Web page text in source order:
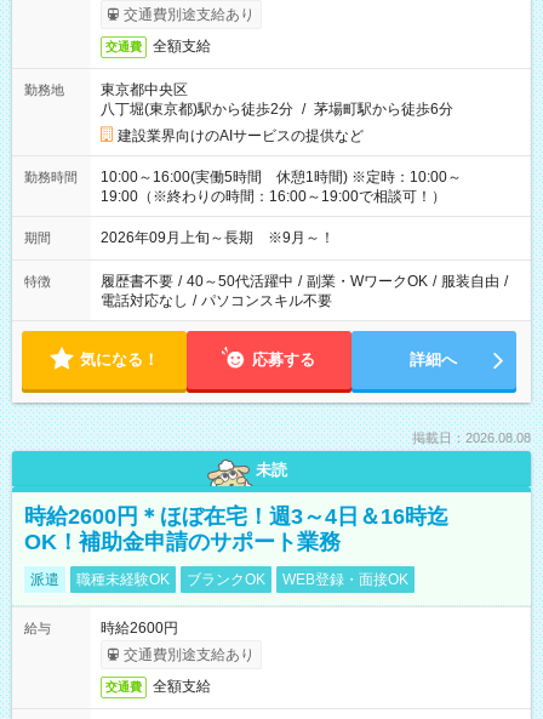
交通費別途支給あり
交通費 全額支給
勤務地
東京都中央区
八丁堀(東京都)駅から徒歩2分 / 茅場町駅から徒歩6分
建設業界向けのAIサービスの提供など
勤務時間
10:00～16:00(実働5時間 休憩1時間) ※定時：10:00～
19:00（※終わりの時間：16:00～19:00で相談可！）
期間 2026年09月上旬～長期 ※9月～！
特徴 履歴書不要 / 40～50代活躍中 / 副業・WワークOK / 服装自由 /
電話対応なし / パソコンスキル不要
気になる！ 応募する 詳細へ
掲載日：2026.08.08
未読
時給2600円＊ほぼ在宅！週3～4日＆16時迄
OK！補助金申請のサポート業務
派遣 職種未経験OK ブランクOK WEB登録・面接OK
給与
時給2600円
交通費別途支給あり
交通費 全額支給